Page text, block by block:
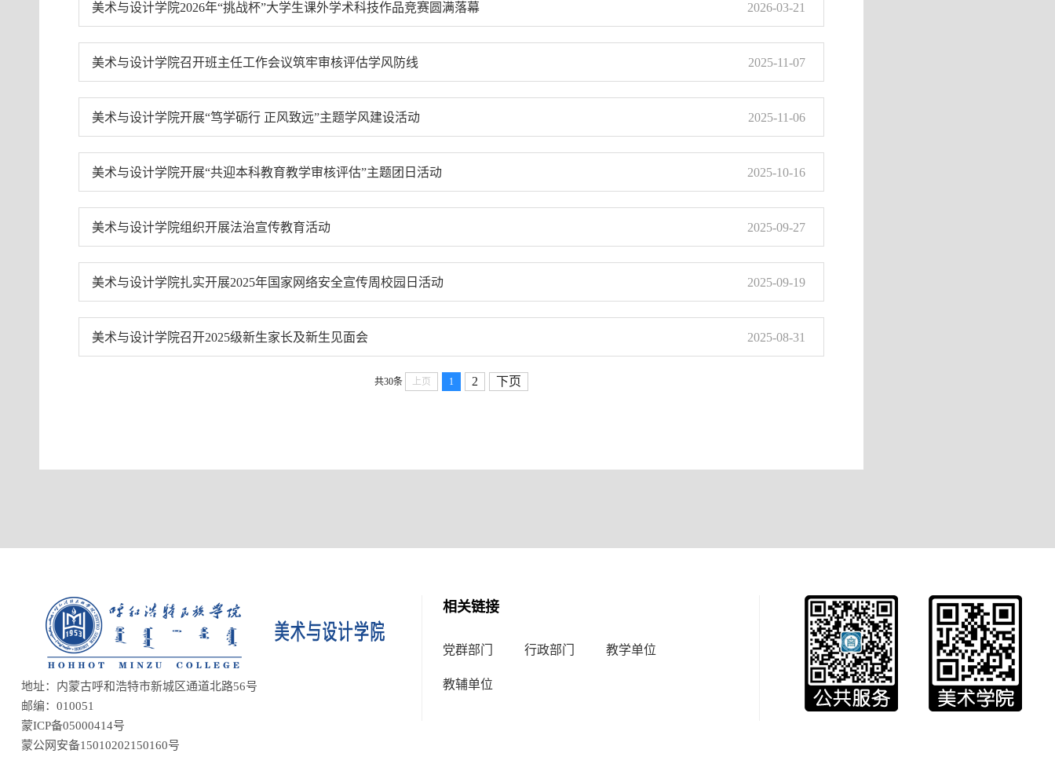
2026-03-21
美术与设计学院2026年“挑战杯”大学生课外学术科技作品竞赛圆满落幕
2025-11-07
美术与设计学院召开班主任工作会议筑牢审核评估学风防线
2025-11-06
美术与设计学院开展“笃学砺行 正风致远”主题学风建设活动
2025-10-16
美术与设计学院开展“共迎本科教育教学审核评估”主题团日活动
2025-09-27
美术与设计学院组织开展法治宣传教育活动
2025-09-19
美术与设计学院扎实开展2025年国家网络安全宣传周校园日活动
2025-08-31
美术与设计学院召开2025级新生家长及新生见面会
共30条 上页 1 2 下页
地址：内蒙古呼和浩特市新城区通道北路56号
邮编：010051
蒙ICP备05000414号
蒙公网安备15010202150160号
相关链接
党群部门 行政部门 教学单位
教辅单位